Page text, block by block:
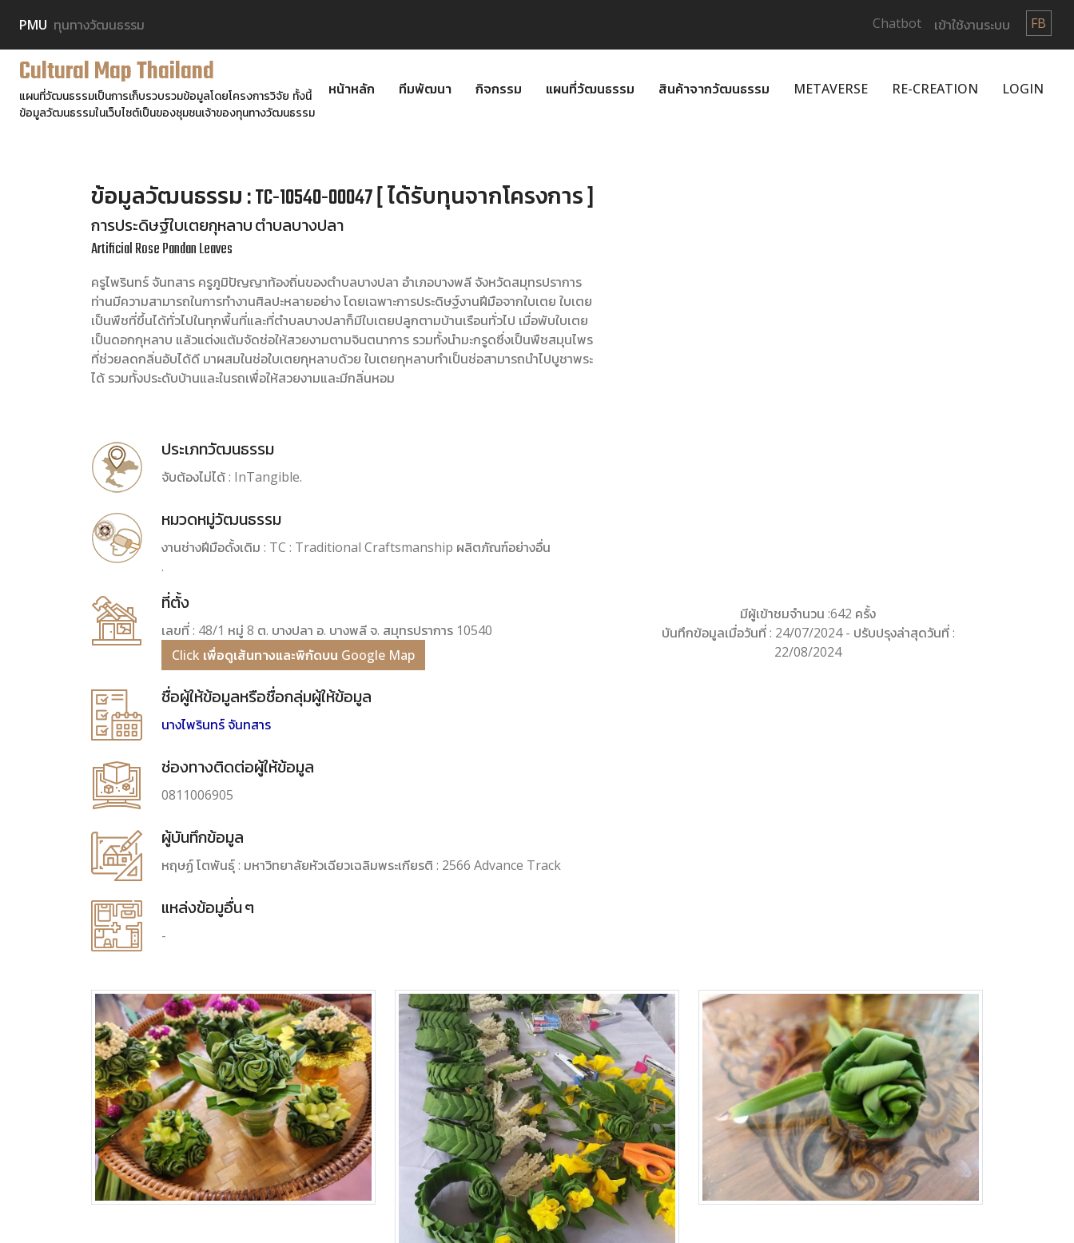
PMU ทุนทางวัฒนธรรม Chatbot เข้าใช้งานระบบ FB
Cultural Map Thailand
แผนที่วัฒนธรรมเป็นการเก็บรวบรวมข้อมูลโดยโครงการวิจัย ทั้งนี้
ข้อมูลวัฒนธรรมในเว็บไซต์เป็นของชุมชนเจ้าของทุนทางวัฒนธรรม
หน้าหลัก ทีมพัฒนา กิจกรรม แผนที่วัฒนธรรม สินค้าจากวัฒนธรรม METAVERSE RE-CREATION LOGIN
ข้อมูลวัฒนธรรม : TC-10540-00047 [ ได้รับทุนจากโครงการ ]
การประดิษฐ์ใบเตยกุหลาบ ตำบลบางปลา
Artificial Rose Pandan Leaves
ครูไพรินทร์ จันทสาร ครูภูมิปัญญาท้องถิ่นของตำบลบางปลา อำเภอบางพลี จังหวัดสมุทรปราการ
ท่านมีความสามารถในการทำงานศิลปะหลายอย่าง โดยเฉพาะการประดิษฐ์งานฝีมือจากใบเตย ใบเตย
เป็นพืชที่ขึ้นได้ทั่วไปในทุกพื้นที่และที่ตำบลบางปลาก็มีใบเตยปลูกตามบ้านเรือนทั่วไป เมื่อพับใบเตย
เป็นดอกกุหลาบ แล้วแต่งแต้มจัดช่อให้สวยงามตามจินตนาการ รวมทั้งนำมะกรูดซึ่งเป็นพืชสมุนไพร
ที่ช่วยลดกลิ่นอับได้ดี มาผสมในช่อใบเตยกุหลาบด้วย ใบเตยกุหลาบทำเป็นช่อสามารถนำไปบูชาพระ
ได้ รวมทั้งประดับบ้านและในรถเพื่อให้สวยงามและมีกลิ่นหอม
ประเภทวัฒนธรรม
จับต้องไม่ได้ : InTangible.
หมวดหมู่วัฒนธรรม
งานช่างฝีมือดั้งเดิม : TC : Traditional Craftsmanship ผลิตภัณฑ์อย่างอื่น
.
ที่ตั้ง
เลขที่ : 48/1 หมู่ 8 ต. บางปลา อ. บางพลี จ. สมุทรปราการ 10540
Click เพื่อดูเส้นทางและพิกัดบน Google Map
ชื่อผู้ให้ข้อมูลหรือชื่อกลุ่มผู้ให้ข้อมูล
นางไพรินทร์ จันทสาร
ช่องทางติดต่อผู้ให้ข้อมูล
0811006905
ผู้บันทึกข้อมูล
หฤษฏ์ โตพันธุ์ : มหาวิทยาลัยหัวเฉียวเฉลิมพระเกียรติ : 2566 Advance Track
แหล่งข้อมูอื่น ๆ
-
มีผู้เข้าชมจำนวน :642 ครั้ง
บันทึกข้อมูลเมื่อวันที่ : 24/07/2024 - ปรับปรุงล่าสุดวันที่ :
22/08/2024